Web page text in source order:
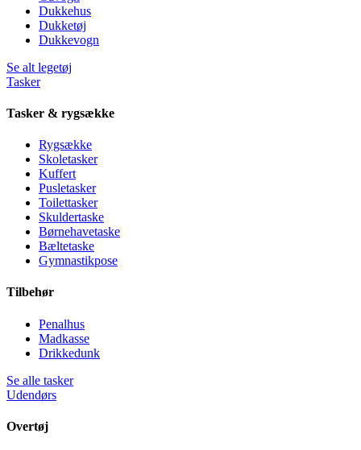
Dukkehus
Dukketøj
Dukkevogn
Se alt legetøj
Tasker
Tasker & rygsække
Rygsække
Skoletasker
Kuffert
Pusletasker
Toilettasker
Skuldertaske
Børnehavetaske
Bæltetaske
Gymnastikpose
Tilbehør
Penalhus
Madkasse
Drikkedunk
Se alle tasker
Udendørs
Overtøj